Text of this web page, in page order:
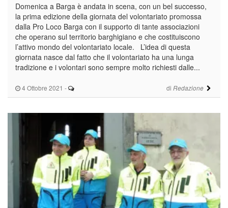
4 Ottobre 2021 - di Redazione
Domenica a Barga è andata in scena, con un bel successo,
la prima edizione della giornata del volontariato promossa
dalla Pro Loco Barga con il supporto di tante associazioni
che operano sul territorio barghigiano e che costituiscono
l’attivo mondo del volontariato locale. L’idea di questa
giornata nasce dal fatto che il volontariato ha una lunga
tradizione e i volontari sono sempre molto richiesti dalle...